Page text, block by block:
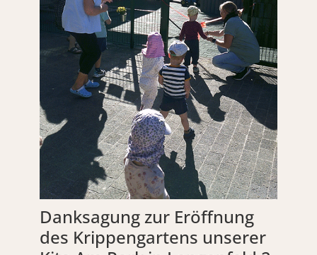
Danksagung zur Eröffnung
des Krippengartens unserer